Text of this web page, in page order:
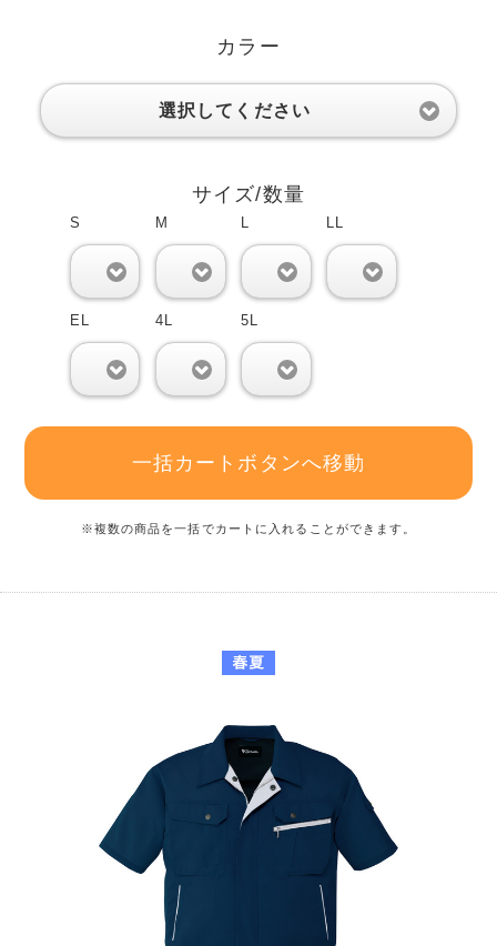
カラー
選択してください
サイズ/数量
S M
EL 4L 5L
一括カートボタンへ移動
※複数の商品を一括でカートに入れることができます。